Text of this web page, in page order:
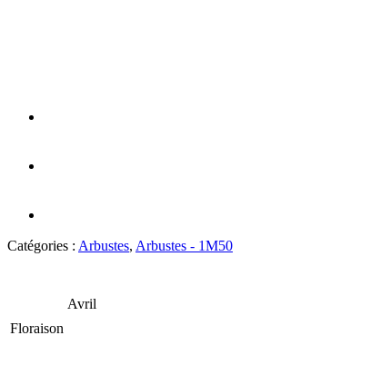
Catégories : Arbustes, Arbustes - 1M50
Floraison
Avril